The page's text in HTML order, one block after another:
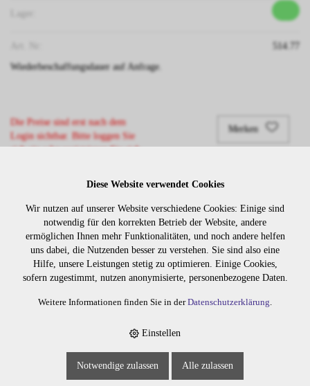
514.77
Wiederbeschaffungsdauer auf Anfrage.
Die Preise sind erst nach dem
Login sichtbar. Bitte loggen Sie
sich ein oder registrieren Sie sich.
Merken
BESCHREIBUNG
Demi-permanente Intensivtönung
mittelbraun braun-intensiv
Haartönung für ultimativen Glanz und strahlende Haarfarben.
Farbsicherheit und somit noch zuverlässigere Farbergebnisse -
Vegan, frei von Ammoniak, Silikonen und Mineralöl.
Mehr als 90 lebendige Farbtöne, untereinander mischbar.
Diese Website verwendet Cookies
Wir nutzen auf unserer Website verschiedene Cookies: Einige sind
notwendig für den korrekten Betrieb der Website, andere
ermöglichen Ihnen mehr Funktionalitäten, und noch andere helfen
uns dabei, die Nutzenden besser zu verstehen. Sie sind also eine
Hilfe, unsere Leistungen stetig zu optimieren. Einige Cookies,
sofern zugestimmt, nutzen anonymisierte, personenbezogene Daten.
Weitere Informationen finden Sie in derDatenschutzerklärung.
Einstellen
Notwendige zulassen Alle zulassen